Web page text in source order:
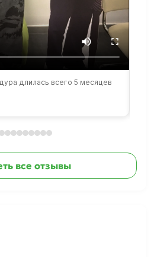
длилась всего 5 месяцев
все отзывы